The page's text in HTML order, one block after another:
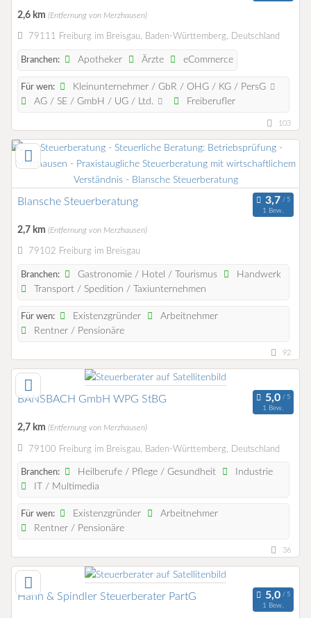
2,6 km (Entfernung von Merzhausen)
79111 Freiburg im Breisgau, Baden-Württemberg, Deutschland
Branchen: Apotheker Ärzte eCommerce
Für wen:
Kleinunternehmer / GbR / OHG / KG / PersG
AG / SE / GmbH / UG / Ltd.
Freiberufler
103
Blansche Steuerberatung
1 Bew.
2,7 km (Entfernung von Merzhausen)
79102 Freiburg im Breisgau
Branchen: Gastronomie / Hotel / Tourismus
Handwerk
Transport / Spedition / Taxiunternehmen
Für wen: Existenzgründer
Arbeitnehmer
Rentner / Pensionäre
92
BANSBACH GmbH WPG StBG
1 Bew.
2,7 km (Entfernung von Merzhausen)
79100 Freiburg im Breisgau, Baden-Württemberg, Deutschland
Branchen: Heilberufe / Pflege / Gesundheit
Industrie
IT / Multimedia
Für wen: Existenzgründer
Arbeitnehmer
Rentner / Pensionäre
36
Hahn & Spindler Steuerberater PartG
1 Bew.